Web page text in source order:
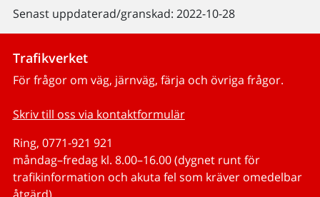
Senast uppdaterad/granskad: 2022-10-28
Trafikverket
För frågor om väg, järnväg, färja och övriga frågor.
Skriv till oss via kontaktformulär
Ring, 0771-921 921
måndag–fredag kl. 8.00–16.00 (dygnet runt för
trafikinformation och akuta fel som kräver omedelbar